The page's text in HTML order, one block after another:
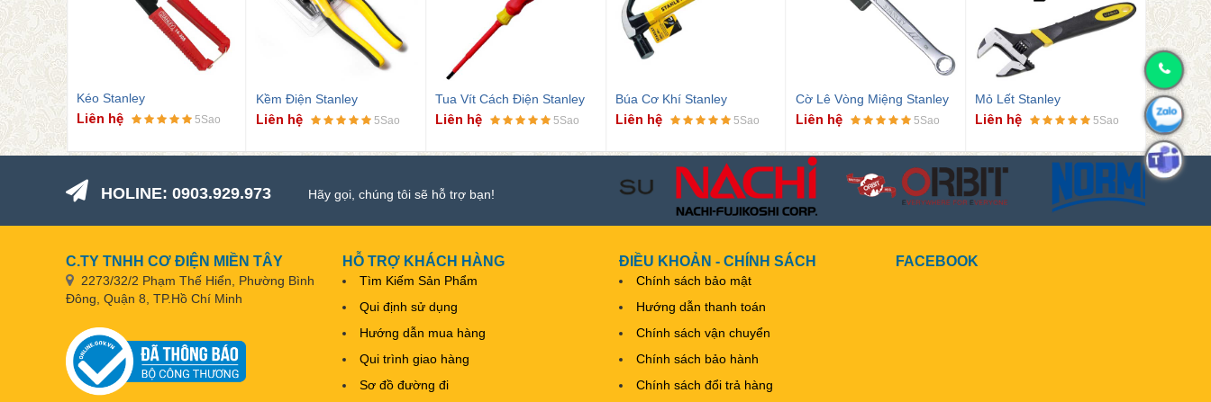
5Sao
Kéo Stanley
Liên hệ 5Sao
Kềm Điện Stanley
Liên hệ 5Sao
Tua Vít Cách Điện Stanley
Liên hệ 5Sao
Búa Cơ Khí Stanley
Liên hệ 5Sao
Cờ Lê Vòng Miệng Stanley
Liên hệ 5Sao
Mỏ Lết Stanley
Liên hệ 5Sao
Eto Cơ
Liên hệ
HOLINE: 0903.929.973 Hãy gọi, chúng tôi sẽ hỗ trợ bạn!
C.TY TNHH CƠ ĐIỆN MIỀN TÂY
2273/32/2 Phạm Thế Hiển, Phường Bình
Đông, Quận 8, TP.Hồ Chí Minh
HỖ TRỢ KHÁCH HÀNG
Tìm Kiếm Sản Phẩm
Qui định sử dụng
Hướng dẫn mua hàng
Qui trình giao hàng
Sơ đồ đường đi
ĐIỀU KHOẢN - CHÍNH SÁCH
Chính sách bảo mật
Hướng dẫn thanh toán
Chính sách vận chuyển
Chính sách bảo hành
Chính sách đổi trả hàng
FACEBOOK